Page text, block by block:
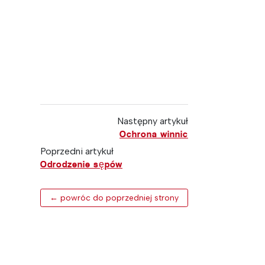
Następny artykuł
Ochrona winnic
Poprzedni artykuł
Odrodzenie sępów
← powróc do poprzedniej strony